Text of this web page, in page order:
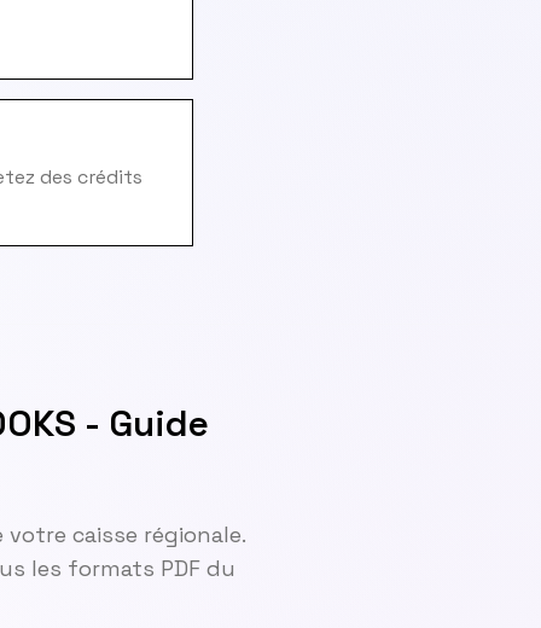
des crédits
- Guide
caisse régionale.
les formats PDF du